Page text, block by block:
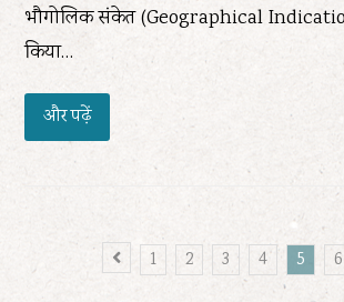
भौगोलिक संकेत (Geographical
किया…
और पढ़ें
Previous
Page
1 Page
2 Page
3 Page
4 Page
5 6